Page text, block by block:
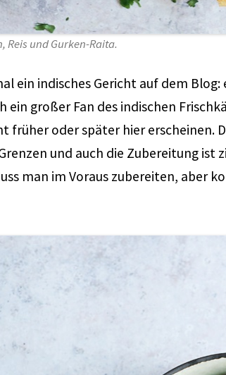
Reis und Gurken-Raita.
ein indisches Gericht auf dem Blog:
ein großer Fan des indischen
früher oder später hier erscheinen.
und auch die Zubereitung ist
man im Voraus zubereiten, aber